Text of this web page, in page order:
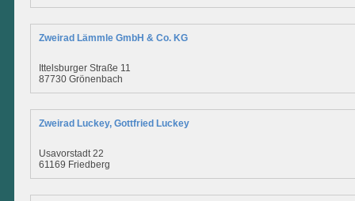
Zweirad Lämmle GmbH & Co. KG
Ittelsburger Straße 11
87730 Grönenbach
Zweirad Luckey, Gottfried Luckey
Usavorstadt 22
61169 Friedberg